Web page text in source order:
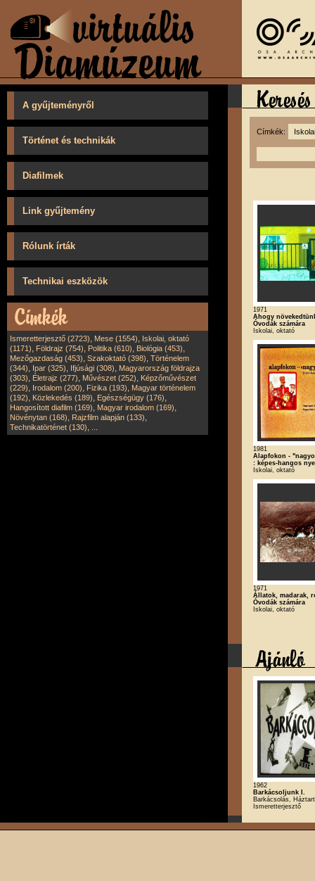
A gyűjteményről
Történet és technikák
Diafilmek
Link gyűjtemény
Rólunk írták
Technikai eszközök
Ismeretterjesztő (2723), Mese (1554), Iskolai, oktató
(1171), Földrajz (754), Politika (610), Biológia (453),
Mezőgazdaság (453), Szakoktató (398), Történelem
(344), Ipar (325), Ifjúsági (308), Magyarország földrajza
(303), Életrajz (277), Művészet (252), Képzőművészet
(229), Irodalom (200), Fizika (193), Magyar történelem
(192), Közlekedés (189), Egészségügy (176),
Hangosított diafilm (169), Magyar irodalom (169),
Növénytan (168), Rajzfilm alapján (133),
Technikatörténet (130),
Címkék:
1971
Ahogy
Óvodák számára
Iskolai, oktató
1981
Alapfokon -
: képes-hangos
Iskolai, oktató
1971
Állatok, madarak,
Óvodák számára
Iskolai, oktató
1962
Barkácsoljunk I.
Barkácsolás,
Ismeretterjesztő